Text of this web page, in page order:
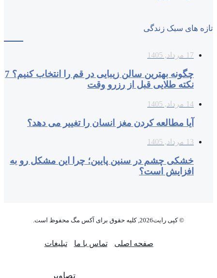
تازه های سبک زندگی
17 مرداد, 1405
چگونه بهترین سالن زیبایی در قم را انتخاب کنیم؟ 7
نکته طلایی قبل از رزرو وقت
14 مرداد, 1405
آیا مطالعه کردن مغز انسان را تغییر می‌ دهد؟
13 مرداد, 1405
خشکی چشم در سنین پایین؛ چرا این مشکل رو به
افزایش است؟
© کپی رایت2026, کلیه حقوق برای آکس مگ محفوظ است.
صفحه اصلی تماس با ما تبلیغات
تصاویر